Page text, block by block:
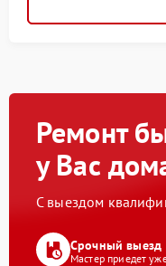
Ремонт
у Вас
С выездом
Срочный выезд
Мастер приедет